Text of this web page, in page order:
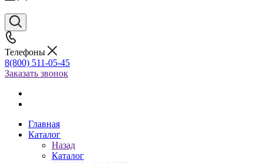
Телефоны
8(800) 511-05-45
Заказать звонок
Главная
Каталог
Назад
Каталог